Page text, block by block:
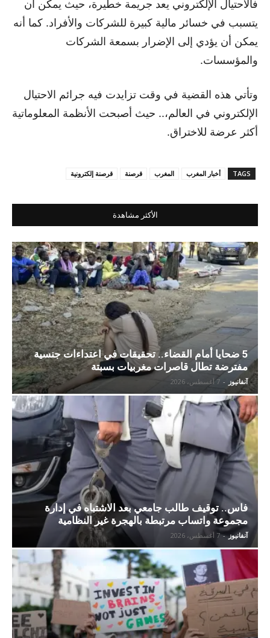
فالاحتيال الإلكتروني يعد جريمة خطيرة، حيث يمكن أن
يتسبب في خسائر مالية كبيرة للشركات والأفراد. كما أنه
يمكن أن يؤدي إلى الإضرار بسمعة الشركات
والمؤسسات.
وتأتي هذه القضية في وقت تزايدت فيه جرائم الاحتيال
الإلكتروني في العالم،.. حيث أصبحت الأنظمة المعلوماتية
أكثر عرضة للاختراق.
TAGS أخبار المغرب المغرب قرصنة قرصنة إلكترونية
الأكثر مشاهدة
5 ضحايا أمام القضاء.. تحقيقات في اعتداءات جنسية
مفترضة تطال قاصرات مغربيات بسبتة
آنفانيوز - 7 أغسطس، 2026
فاس.. توقيف طالب جامعي بعد الاشتباه في إدارة
مجموعة واتساب مرتبطة بالهجرة غير النظامية
آنفانيوز - 7 أغسطس، 2026